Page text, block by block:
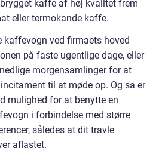
kaffe af høj kvalitet frem
eller termokande kaffe.
ved firmaets hoved
på faste ugentlige dage, eller
morgensamlinger for at
til at møde op. Og så er
mulighed for at benytte en
i forbindelse med større
således at dit travle
aflastet.